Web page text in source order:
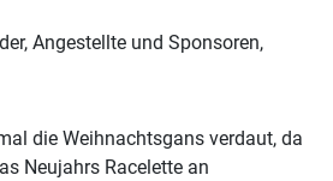
Angestellte und Sponsoren,
die Weihnachtsgans verdaut, da
Neujahrs Racelette an